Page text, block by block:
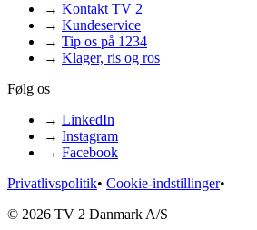
→ Kontakt TV 2
→ Kundeservice
→ Tip os på 1234
→ Klager, ris og ros
Følg os
→ LinkedIn
→ Instagram
→ Facebook
Privatlivspolitik• Cookie-indstillinger•
© 2026 TV 2 Danmark A/S